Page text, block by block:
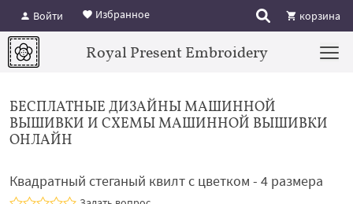
Войти Избранное корзина
Royal Present Embroidery
БЕСПЛАТНЫЕ ДИЗАЙНЫ МАШИННОЙ
ВЫШИВКИ И СХЕМЫ МАШИННОЙ ВЫШИВКИ
ОНЛАЙН
Квадратный стеганый квилт с цветком - 4 размера